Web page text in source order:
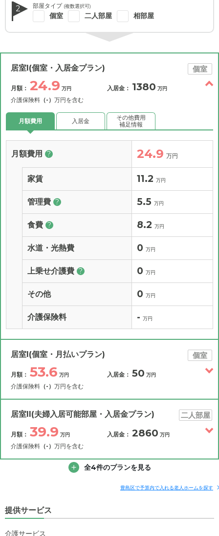
2 部屋タイプ (複数選択可)
個室 二人部屋 相部屋
居室I(個室・入居金プラン) 個室
月額： 24.9 万円
介護保険料 （-） 万円を含む
入居金： 1380 万円
月額費用 入居金
その他費用
補足情報
月額費用 ? 24.9 万円
家賃 11.2 万円
管理費 ? 5.5 万円
食費 ? 8.2 万円
水道・光熱費 0 万円
上乗せ介護費 ? 0 万円
その他 0 万円
介護保険料 - 万円
居室I(個室・月払いプラン) 個室
月額： 53.6 万円
介護保険料 （-） 万円を含む
入居金： 50 万円
補足情報
月額費用 53.6
39.9
5.5 万円
食費 ?
居室II(夫婦入居可能部屋・入居金プラン) 二人部屋
月額： 39.9 万円
介護保険料 （-） 万円を含む
入居金： 2860 万円
入居金
その他費用
補足情報
全4件のプランを見る
豊島区で予算内で入れる老人ホームを探す
提供サービス
介護サービス